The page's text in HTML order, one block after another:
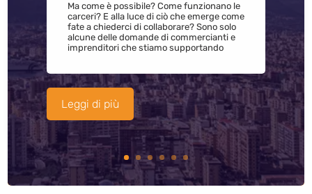
Ma come è possibile? Come funzionano le
carceri? E alla luce di ciò che emerge come
fate a chiederci di collaborare? Sono solo
alcune delle domande di commercianti e
imprenditori che stiamo supportando
Leggi di più